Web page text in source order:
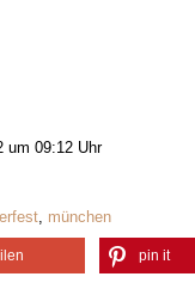
um 09:12 Uhr
, münchen
pin it